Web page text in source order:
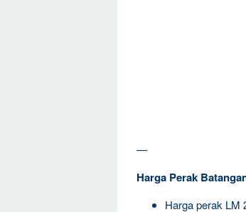
—
Harga Perak
Harga perak LM